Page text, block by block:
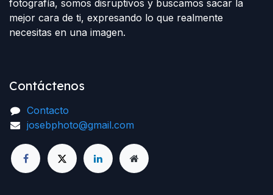
fotografía, somos disruptivos y buscamos sacar la
mejor cara de ti, expresando lo que realmente
necesitas en una imagen.
Contáctenos
Contacto
josebphoto@gmail.com